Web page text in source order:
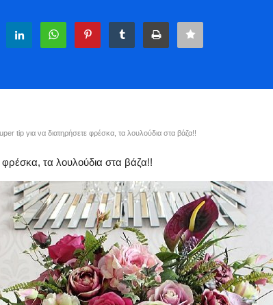
tip για να διατηρήσετε φρέσκα, τα λουλούδια στα βάζα!!
φρέσκα, τα λουλούδια στα βάζα!!